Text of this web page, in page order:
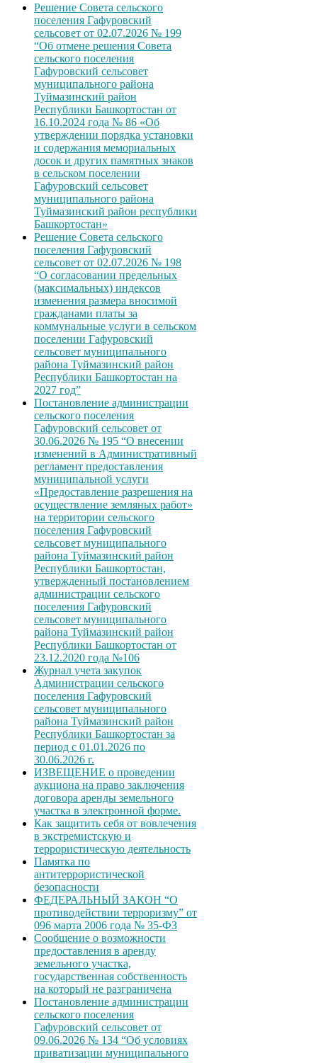
Решение Совета сельского
поселения Гафуровский
сельсовет от 02.07.2026 № 199
“Об отмене решения Совета
сельского поселения
Гафуровский сельсовет
муниципального района
Туймазинский район
Республики Башкортостан от
16.10.2024 года № 86 «Об
утверждении порядка установки
и содержания мемориальных
досок и других памятных знаков
в сельском поселении
Гафуровский сельсовет
муниципального района
Туймазинский район республики
Башкортостан»
Решение Совета сельского
поселения Гафуровский
сельсовет от 02.07.2026 № 198
“О согласовании предельных
(максимальных) индексов
изменения размера вносимой
гражданами платы за
коммунальные услуги в сельском
поселении Гафуровский
сельсовет муниципального
района Туймазинский район
Республики Башкортостан на
2027 год”
Постановление администрации
сельского поселения
Гафуровский сельсовет от
30.06.2026 № 195 “О внесении
изменений в Административный
регламент предоставления
муниципальной услуги
«Предоставление разрешения на
осуществление земляных работ»
на территории сельского
поселения Гафуровский
сельсовет муниципального
района Туймазинский район
Республики Башкортостан,
утвержденный постановлением
администрации сельского
поселения Гафуровский
сельсовет муниципального
района Туймазинский район
Республики Башкортостан от
23.12.2020 года №106
Журнал учета закупок
Администрации сельского
поселения Гафуровский
сельсовет муниципального
района Туймазинский район
Республики Башкортостан за
период с 01.01.2026 по
30.06.2026 г.
ИЗВЕЩЕНИЕ о проведении
аукциона на право заключения
договора аренды земельного
участка в электронной форме.
Как защитить себя от вовлечения
в экстремистскую и
террористическую деятельность
Памятка по
антитеррористической
безопасности
ФЕДЕРАЛЬНЫЙ ЗАКОН “О
противодействии терроризму” от
096 марта 2006 года № 35-ФЗ
Сообщение о возможности
предоставления в аренду
земельного участка,
государственная собственность
на который не разграничена
Постановление администрации
сельского поселения
Гафуровский сельсовет от
09.06.2026 № 134 “Об условиях
приватизации муниципального